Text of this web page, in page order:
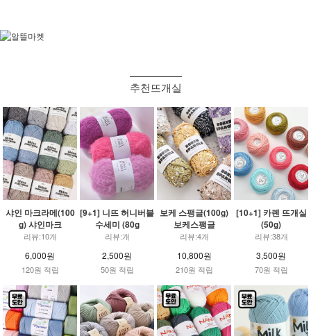
추천뜨개실
샤인 마크라메(100
g) 샤인마크
리뷰:10개
6,000원
120원 적립
[9+1] 니뜨 허니버블
수세미 (80g
리뷰:개
2,500원
50원 적립
보케 스팽글(100g)
보케스팽글
리뷰:4개
10,800원
210원 적립
[10+1] 카렌 뜨개실
(50g)
리뷰:38개
3,500원
70원 적립